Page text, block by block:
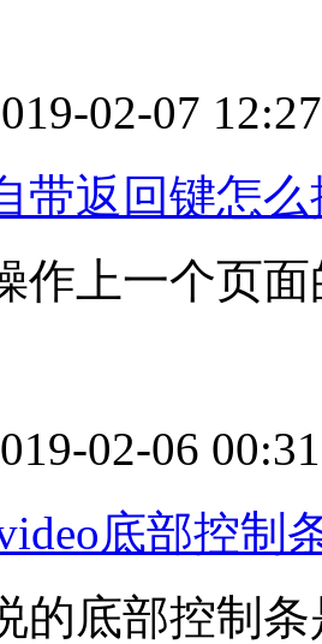
02-07 12:27
带返回键怎
作上一个页
02-06 00:31
底部控制
的底部控制